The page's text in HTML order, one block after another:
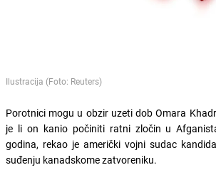
Ilustracija (Foto: Reuters)
Porotnici mogu u obzir uzeti dob Omara
je li on kanio počiniti ratni zločin u
godina, rekao je američki vojni sudac
suđenju kanadskome zatvoreniku.